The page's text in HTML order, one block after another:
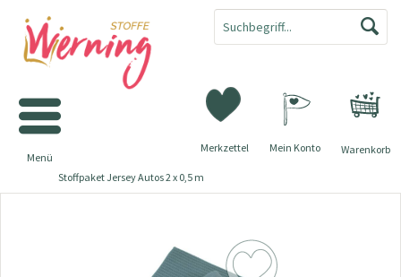
Warenkorb
Merkzettel Mein Konto
Menü
Stoffpaket Jersey Autos 2 x 0,5 m